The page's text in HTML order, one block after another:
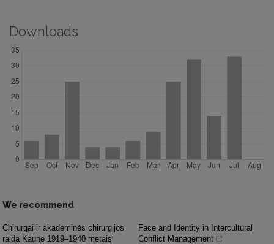
Downloads
We recommend
Chirurgai ir akademinės chirurgijos
raida Kaune 1919–1940 metais
Face and Identity in Intercultural
Conflict Management